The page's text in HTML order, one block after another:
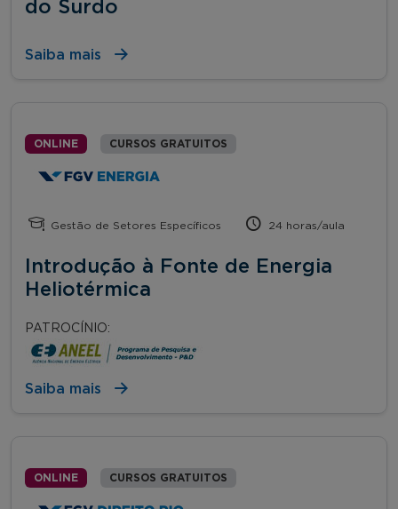
do Surdo
Saiba mais
ONLINE CURSOS GRATUITOS
Gestão de Setores Específicos 24 horas/aula
Introdução à Fonte de Energia
Heliotérmica
PATROCÍNIO:
Saiba mais
ONLINE CURSOS GRATUITOS